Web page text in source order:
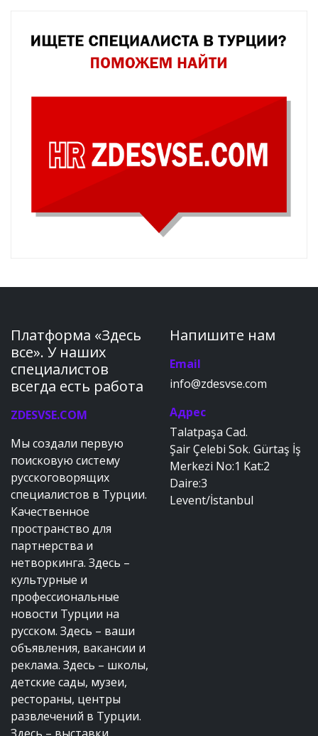
Платформа «Здесь
все». У наших
специалистов
всегда есть работа
ZDESVSE.COM
Мы создали первую
поисковую систему
русскоговорящих
специалистов в Турции.
Качественное
пространство для
партнерства и
нетворкинга. Здесь –
культурные и
профессиональные
новости Турции на
русском. Здесь – ваши
объявления, вакансии и
реклама. Здесь – школы,
детские сады, музеи,
рестораны, центры
развлечений в Турции.
Напишите нам
Email
info@zdesvse.com
Адрес
Talatpaşa Cad.
Şair Çelebi Sok. Gürtaş İş
Merkezi No:1 Kat:2
Daire:3
Levent/İstanbul